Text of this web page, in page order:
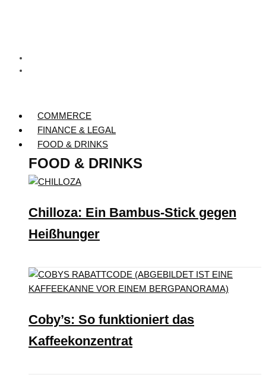
COMMERCE
FINANCE & LEGAL
FOOD & DRINKS
FOOD & DRINKS
Chilloza: Ein Bambus-Stick gegen
Heißhunger
Coby’s: So funktioniert das
Kaffeekonzentrat